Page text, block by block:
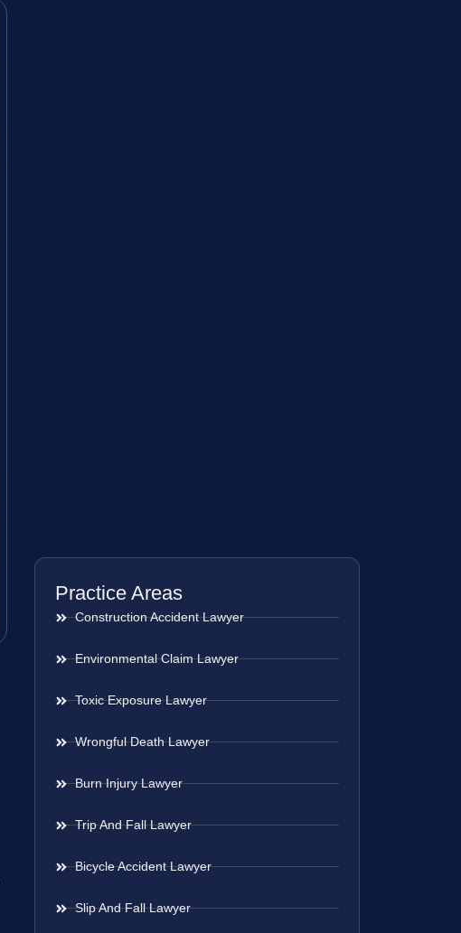
Practice Areas
Construction Accident Lawyer
Environmental Claim Lawyer
Toxic Exposure Lawyer
Wrongful Death Lawyer
Burn Injury Lawyer
Trip And Fall Lawyer
Bicycle Accident Lawyer
Slip And Fall Lawyer